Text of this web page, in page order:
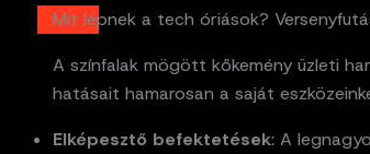
Mit lépnek a tech óriások?
A színfalak mögött kőkemény üzleti
hatásait hamarosan a saját
Elképesztő befektetések: A